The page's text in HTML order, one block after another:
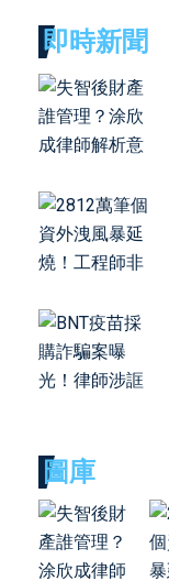
即時新聞
圖庫